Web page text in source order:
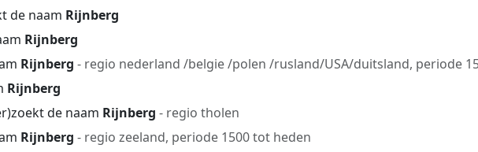
de naam Rijnberg
Rijnberg
Rijnberg - regio nederland /belgie /polen /rusland/USA/duitsland, periode
Rijnberg
de naam Rijnberg - regio tholen
Rijnberg - regio zeeland, periode 1500 tot heden